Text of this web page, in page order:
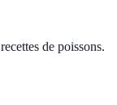
recettes de poissons.